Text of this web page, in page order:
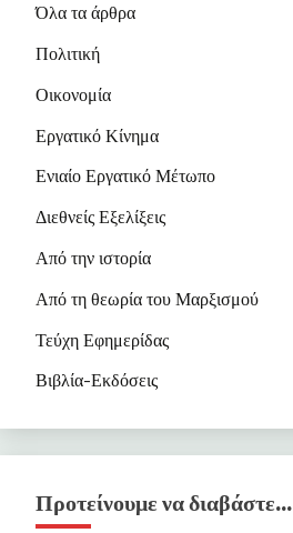
Όλα τα άρθρα
Πολιτική
Οικονομία
Εργατικό Κίνημα
Ενιαίο Εργατικό Μέτωπο
Διεθνείς Εξελίξεις
Από την ιστορία
Από τη θεωρία του Μαρξισμού
Τεύχη Εφημερίδας
Βιβλία-Εκδόσεις
Προτείνουμε να διαβάστε…